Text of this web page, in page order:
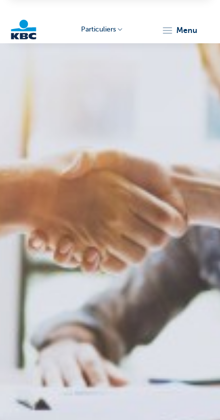
Particuliers menu